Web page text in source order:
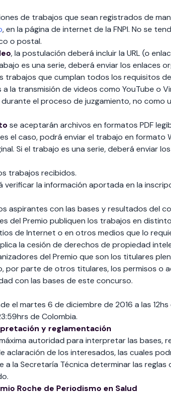
de trabajos que sean registrados de
, en la página de internet de la FNPI. No se
o postal.
, la postulación deberá incluir la URL (o
es una serie, deberá enviar los enlaces
trabajos que cumplan todos los requisitos
la transmisión de videos como YouTube o
el proceso de juzgamiento, no como
se aceptarán archivos en formatos PDF
el caso, podrá enviar el trabajo en formato
Si el trabajo es una serie, deberá enviar
trabajos recibidos.
verificar la información aportada en la
aspirantes con las bases y resultados del
del Premio publiquen los trabajos en
de Internet o en otros medios que lo
la cesión de derechos de propiedad
del Premio que son los titulares
por parte de otros titulares, los permisos o
con las bases de este concurso.
el martes 6 de diciembre de 2016 a las
de Colombia.
y reglamentación
autoridad para interpretar las bases,
aclaración de los interesados, las cuales
a la Secretaría Técnica determinar las reglas
Roche de Periodismo en Salud